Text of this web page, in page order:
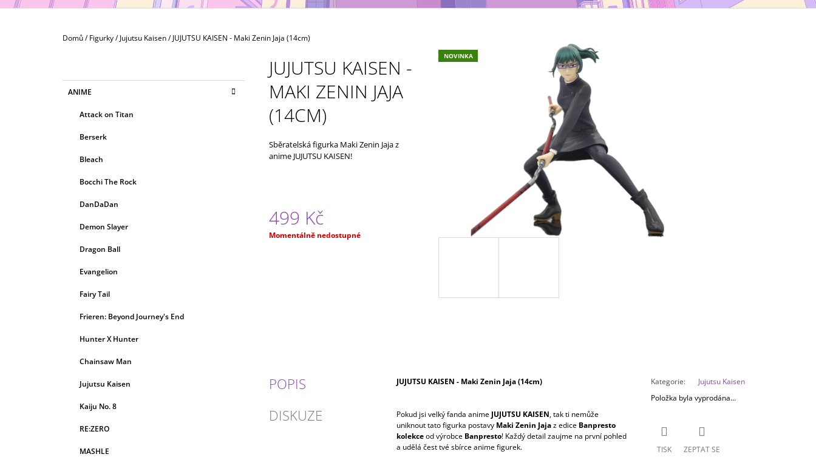
Domů/ Figurky/ Jujutsu Kaisen/ JUJUTSU KAISEN - Maki Zenin Jaja (14cm)
kategorie
K
AANIME
Attack on Titan
Berserk
Bleach
Bocchi The Rock
DanDaDan
Demon Slayer
Dragon Ball
Evangelion
Fairy Tail
Frieren: Beyond Journey's End
Hunter X Hunter
Chainsaw Man
Jujutsu Kaisen
Kaiju No. 8
RE:ZERO
MASHLE
JUJUTSU KAISEN -
MAKI ZENIN JAJA
(14CM)
NOVINKA
Sběratelská figurka Maki Zenin Jaja z
anime JUJUTSU KAISEN!
499 Kč
Měrná
Momentálně nedostupné
POPIS
DISKUZE
JUJUTSU KAISEN - Maki Zenin Jaja (14cm)
Pokud jsi velký fanda anime JUJUTSU KAISEN, tak ti nemůže
uniknout tato figurka postavy Maki Zenin Jajaz edice Banpresto
kolekceod výrobce Banpresto! Každý detail zaujme na první pohled
a udělá čest tvé sbírce anime figurek.
Kategorie:
Jujutsu Kaisen
Položka byla vyprodána…
TISK ZEPTAT SE